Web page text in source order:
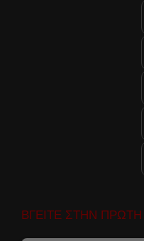
ΒΓΕΙΤΕ ΣΤΗΝ ΠΡΩΤΗ